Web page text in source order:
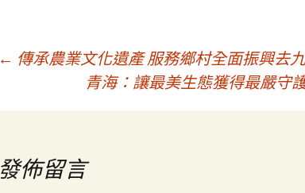
← 傳承農業文化遺產 服務鄉村全面振興去
青海：讓最美生態獲得最嚴守
發佈留言